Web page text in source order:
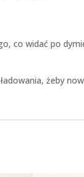
co widać po
żeby